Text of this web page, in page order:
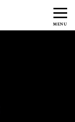
MENU
ローカル